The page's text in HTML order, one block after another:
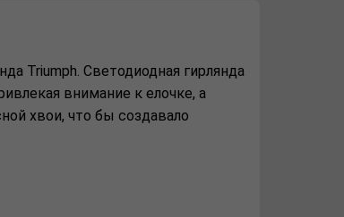
Triumph. Светодиодная гирлянда
внимание к елочке, а
хвои, что бы создавало